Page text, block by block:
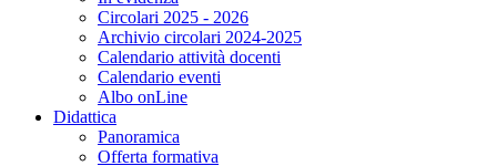
Circolari 2025 - 2026
Archivio circolari 2024-2025
Calendario attività docenti
Calendario eventi
Albo onLine
Didattica
Panoramica
Offerta formativa